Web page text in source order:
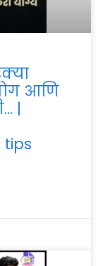
आणि
|
tips